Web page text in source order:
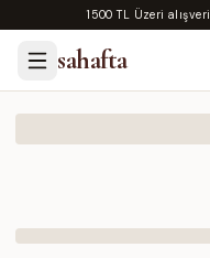
1500 TL Üzeri
sahafta